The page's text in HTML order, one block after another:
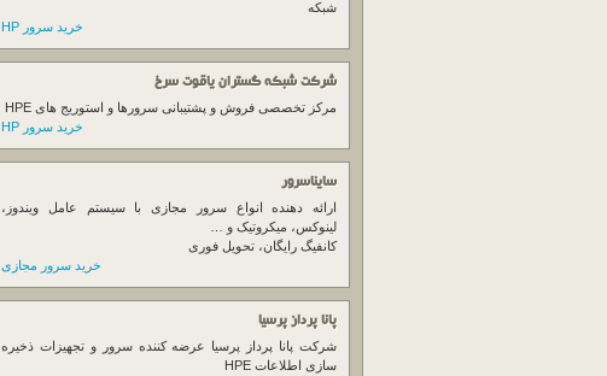
شبکه
خرید سرور HP
شرکت شبکه گستران یاقوت سرخ
مرکز تخصصی فروش و پشتیبانی سرورها و استوریج های HPE
خرید سرور HP
سایناسرور
ارائه دهنده انواع سرور مجازی با سیستم عامل ویندوز،
لینوکس، میکروتیک و …
کانفیگ رایگان، تحویل فوری
خرید سرور مجازی
پانا پرداز پرسیا
شرکت پانا پرداز پرسیا عرضه کننده سرور و تجهیزات ذخیره
سازی اطلاعات HPE